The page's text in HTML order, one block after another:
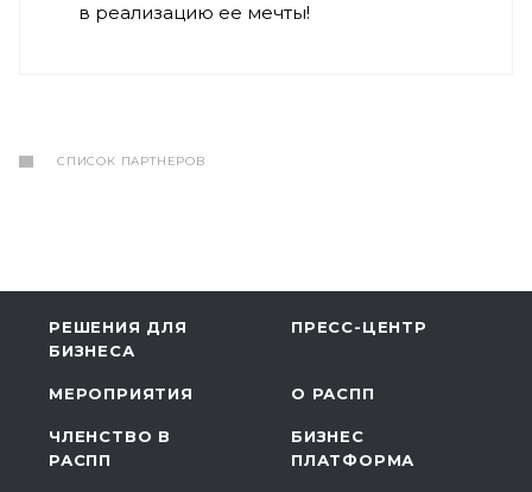
в реализацию ее мечты!
СПИСОК ПАРТНЕРОВ
РЕШЕНИЯ ДЛЯ
БИЗНЕСА
ПРЕСС-ЦЕНТР
МЕРОПРИЯТИЯ О РАСПП
ЧЛЕНСТВО В
РАСПП
БИЗНЕС
ПЛАТФОРМА